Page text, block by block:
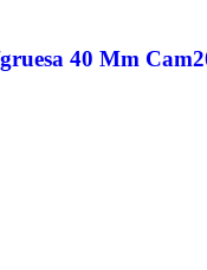
40 Mm